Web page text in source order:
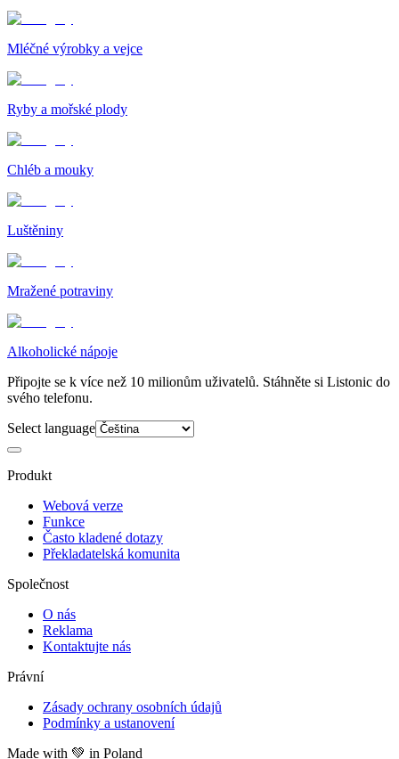
Mléčné výrobky a vejce
Ryby a mořské plody
Chléb a mouky
Luštěniny
Mražené potraviny
Alkoholické nápoje
Připojte se k více než 10 milionům uživatelů. Stáhněte si Listonic do
svého telefonu.
Select language
Produkt
Webová verze
Funkce
Často kladené dotazy
Překladatelská komunita
Společnost
O nás
Reklama
Kontaktujte nás
Právní
Zásady ochrany osobních údajů
Podmínky a ustanovení
Made with 💚 in Poland